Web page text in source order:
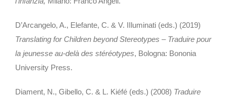
D’Arcangelo, A., Elefante, C. & V. IIluminati (eds.) (2019)
Translating for Children beyond Stereotypes – Traduire pour
la jeunesse au-delà des stéréotypes, Bologna: Bononia
University Press.
Diament, N., Gibello, C. & L. Kiéfé (eds.) (2008) Traduire